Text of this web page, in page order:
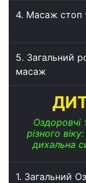
4. Масаж стоп
5. Загальний
масаж
Оздоровчі
різного
дихальна
1. Загальний